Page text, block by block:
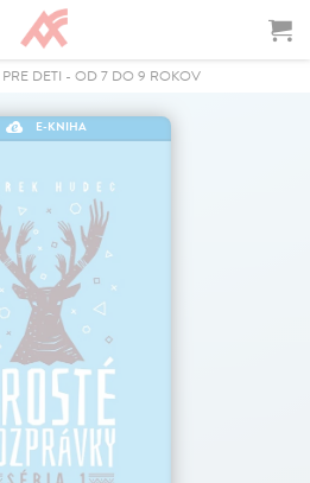
DETI - OD 7 DO 9 ROKOV
E-KNIHA